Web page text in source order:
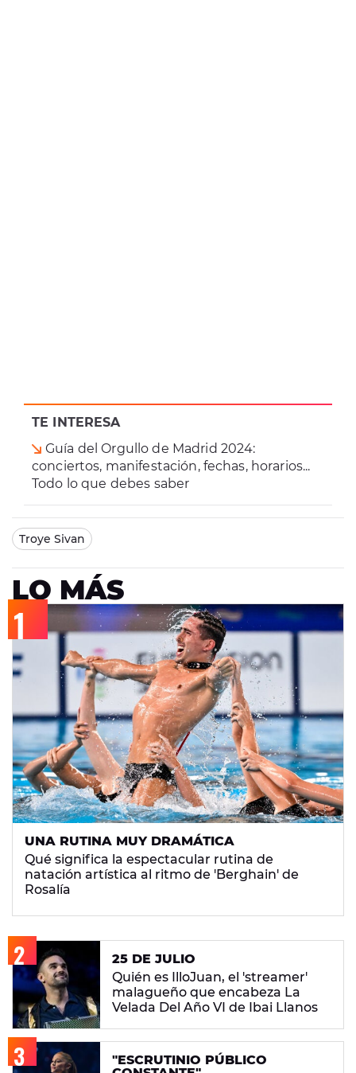
TE INTERESA
Guía del Orgullo de Madrid 2024:
conciertos, manifestación, fechas, horarios...
Todo lo que debes saber
Troye Sivan
LO MÁS
UNA RUTINA MUY DRAMÁTICA
Qué significa la espectacular rutina de
natación artística al ritmo de 'Berghain' de
Rosalía
25 DE JULIO
Quién es IlloJuan, el 'streamer'
malagueño que encabeza La
Velada Del Año VI de Ibai Llanos
"ESCRUTINIO PÚBLICO